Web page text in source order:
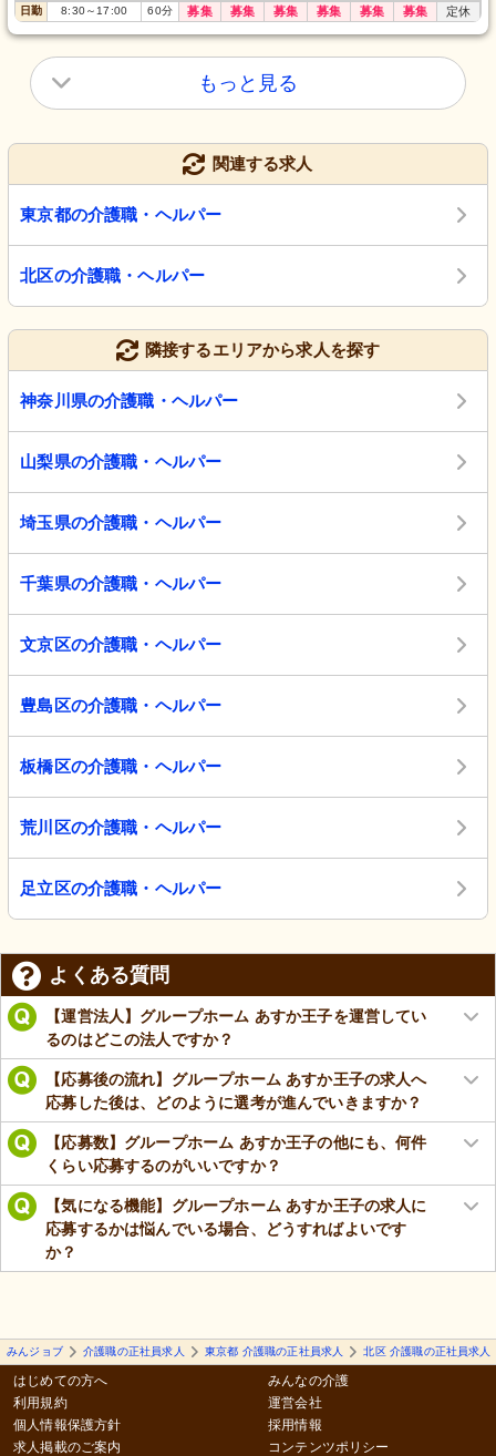
日勤
8:30～ 17:00 60分 募集 募集 募集 募集 募集 募集 定休
もっと見る
関連する求人
東京都の介護職・ヘルパー
北区の介護職・ヘルパー
隣接するエリアから求人を探す
神奈川県の介護職・ヘルパー
山梨県の介護職・ヘルパー
埼玉県の介護職・ヘルパー
千葉県の介護職・ヘルパー
文京区の介護職・ヘルパー
豊島区の介護職・ヘルパー
板橋区の介護職・ヘルパー
荒川区の介護職・ヘルパー
足立区の介護職・ヘルパー
よくある質問
【運営法人】グループホーム あすか王子を運営してい
るのはどこの法人ですか？
【応募後の流れ】グループホーム あすか王子の求人へ
応募した後は、どのように選考が進んでいきますか？
【応募数】グループホーム あすか王子の他にも、何件
くらい応募するのがいいですか？
【気になる機能】グループホーム あすか王子の求人に
応募するかは悩んでいる場合、どうすればよいです
か？
みんジョブ 介護職の正社員求人 東京都 介護職の正社員求人 北区 介護職の正社員求人
はじめての方へ
利用規約
個人情報保護方針
求人掲載のご案内
みんなの介護
運営会社
採用情報
コンテンツポリシー